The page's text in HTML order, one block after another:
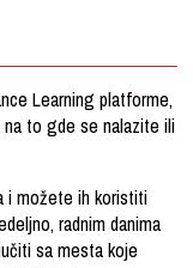
Learning platforme,
to gde se nalazite ili
i možete ih koristiti
radnim danima
sa mesta koje